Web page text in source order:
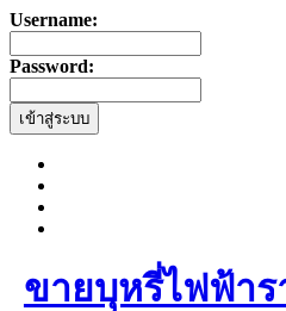
Username:
Password:
ขายบุหรี่ไฟฟ้าร